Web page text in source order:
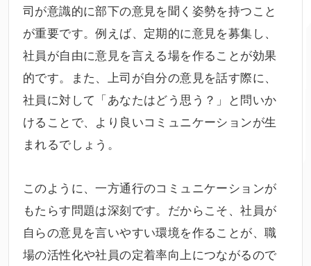
司が意識的に部下の意見を聞く姿勢を持つこと
が重要です。例えば、定期的に意見を募集し、
社員が自由に意見を言える場を作ることが効果
的です。また、上司が自分の意見を話す際に、
社員に対して「あなたはどう思う？」と問いか
けることで、より良いコミュニケーションが生
まれるでしょう。
このように、一方通行のコミュニケーションが
もたらす問題は深刻です。だからこそ、社員が
自らの意見を言いやすい環境を作ることが、職
場の活性化や社員の定着率向上につながるので